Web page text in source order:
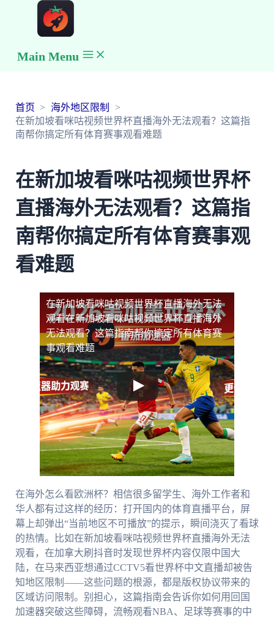
Main Menu
首页
海外地区限制
在新加坡看咪咕视频世界杯直播海外无法观看？这篇指
南帮你搞定所有体育赛事观看难题
在新加坡看咪咕视频世界杯
直播海外无法观看？这篇指
南帮你搞定所有体育赛事观
看难题
在新加坡看咪咕视频世界杯直播海外无法
观看在新加坡看咪咕视频世界杯直播海外
无法观看？这篇指南帮你搞定所有体育赛
事观看难题
在海外怎么看欧洲杯？相信很多留学生、海外工作者和
华人都有过这样的经历：打开国内的体育直播平台，屏
幕上却弹出“当前地区不可播放”的提示，瞬间浇灭了看球
的热情。比如在新加坡看咪咕视频世界杯直播海外无法
观看，在加拿大刷抖音时发现世界杯内容仅限中国大
陆，在马来西亚想通过CCTV5看世界杯中文直播却被告
知地区限制——这些问题的根源，都是版权协议带来的
区域访问限制。别担心，这篇指南会告诉你如何用回国
加速器突破这些障碍，流畅观看NBA、足球等赛事的中